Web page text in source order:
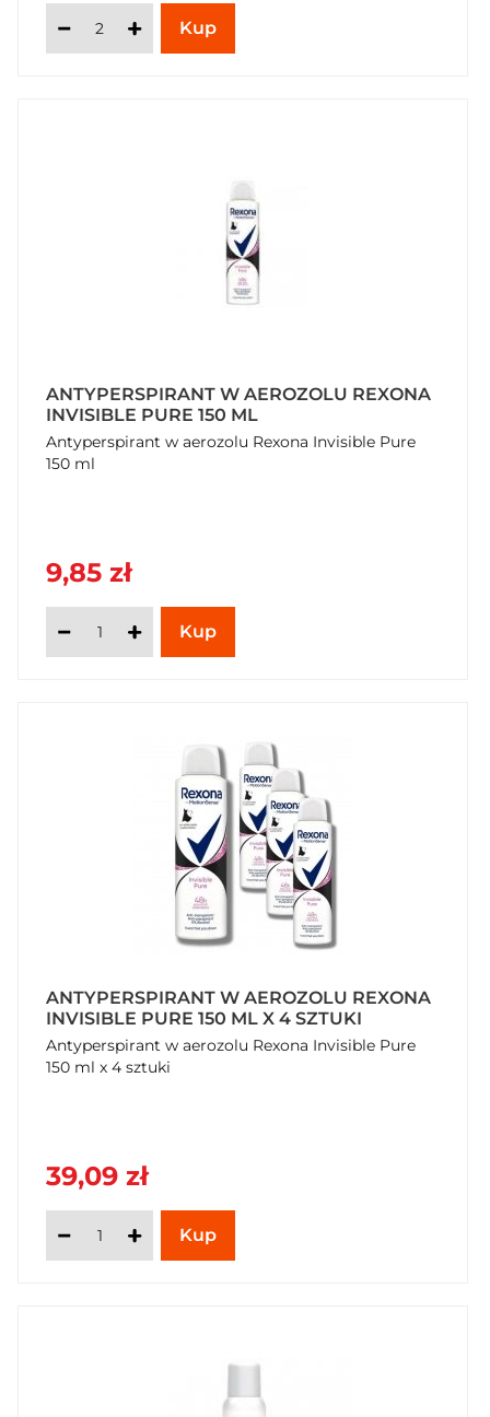
ANTYPERSPIRANT W AEROZOLU REXONA
INVISIBLE PURE 150 ML
Antyperspirant w aerozolu Rexona Invisible Pure
150 ml
9,85 zł
ANTYPERSPIRANT W AEROZOLU REXONA
INVISIBLE PURE 150 ML X 4 SZTUKI
Antyperspirant w aerozolu Rexona Invisible Pure
150 ml x 4 sztuki
39,09 zł